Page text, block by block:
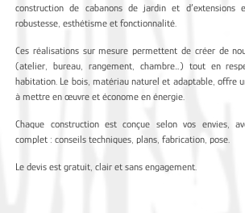
construction de cabanons de jardin et d’extensions
robustesse, esthétisme et fonctionnalité.
Ces réalisations sur mesure permettent de créer de
(atelier, bureau, rangement, chambre…) tout en
habitation. Le bois, matériau naturel et adaptable, offre
à mettre en œuvre et économe en énergie.
Chaque construction est conçue selon vos envies,
complet : conseils techniques, plans, fabrication, pose.
Le devis est gratuit, clair et sans engagement.